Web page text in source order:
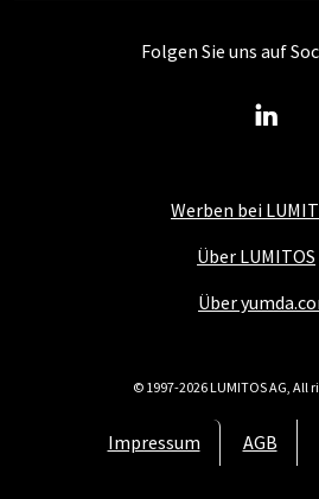
Werben bei
Über LUMITOS
Über
Impressum AGB
Folgen Sie uns auf
© 1997-2026 LUMITOS AG, All